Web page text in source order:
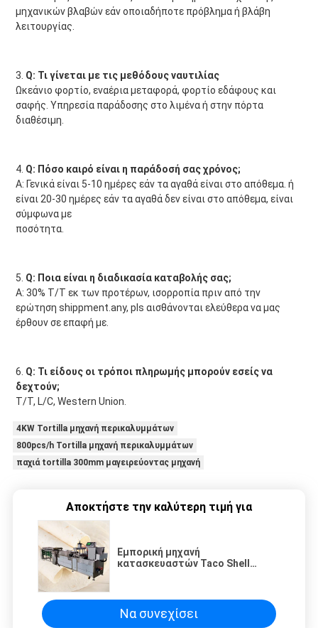
μηχανικών βλαβών εάν οποιαδήποτε πρόβλημα ή βλάβη
λειτουργίας.
3. Q: Τι γίνεται με τις μεθόδους ναυτιλίας
Ωκεάνιο φορτίο, εναέρια μεταφορά, φορτίο εδάφους και
σαφής. Υπηρεσία παράδοσης στο λιμένα ή στην πόρτα
διαθέσιμη.
4. Q: Πόσο καιρό είναι η παράδοσή σας χρόνος;
Α: Γενικά είναι 5-10 ημέρες εάν τα αγαθά είναι στο απόθεμα. ή
είναι 20-30 ημέρες εάν τα αγαθά δεν είναι στο απόθεμα, είναι
σύμφωνα με
ποσότητα.
5. Q: Ποια είναι η διαδικασία καταβολής σας;
Α: 30% T/T εκ των προτέρων, ισορροπία πριν από την
ερώτηση shippment.any, pls αισθάνονται ελεύθερα να μας
έρθουν σε επαφή με.
6. Q: Τι είδους οι τρόποι πληρωμής μπορούν εσείς να
δεχτούν;
T/T, L/C, Western Union.
4KW Tortilla μηχανή περικαλυμμάτων
800pcs/h Tortilla μηχανή περικαλυμμάτων
παχιά tortilla 300mm μαγειρεύοντας μηχανή
Αποκτήστε την καλύτερη τιμή για
Εμπορική μηχανή
κατασκευαστών Taco Shell
Να συνεχίσει